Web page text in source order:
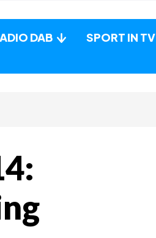
DAB SPORT IN TV